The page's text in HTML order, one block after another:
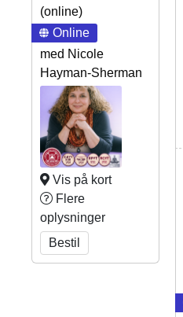
(online)
Online
med Nicole
Hayman-Sherman
Vis på kort
Flere
oplysninger
Bestil